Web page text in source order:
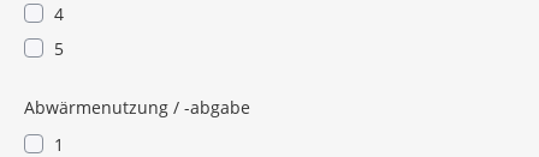
4
5
Abwärmenutzung / -abgabe
1